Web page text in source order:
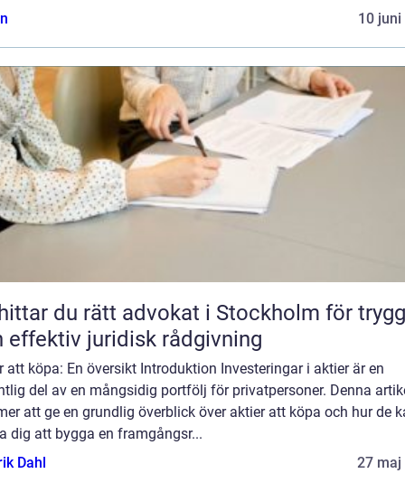
10 juni
du rätt advokat i Stockholm för trygg
effektiv juridisk rådgivning
att köpa: En översikt Introduktion Investeringar i aktier är en
del av en mångsidig portfölj för privatpersoner. Denna
att ge en grundlig överblick över aktier att köpa och hur de
dig att bygga en framgångsr...
Dahl
27 maj